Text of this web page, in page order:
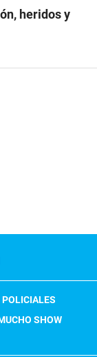
heridos y
POLICIALES
SHOW